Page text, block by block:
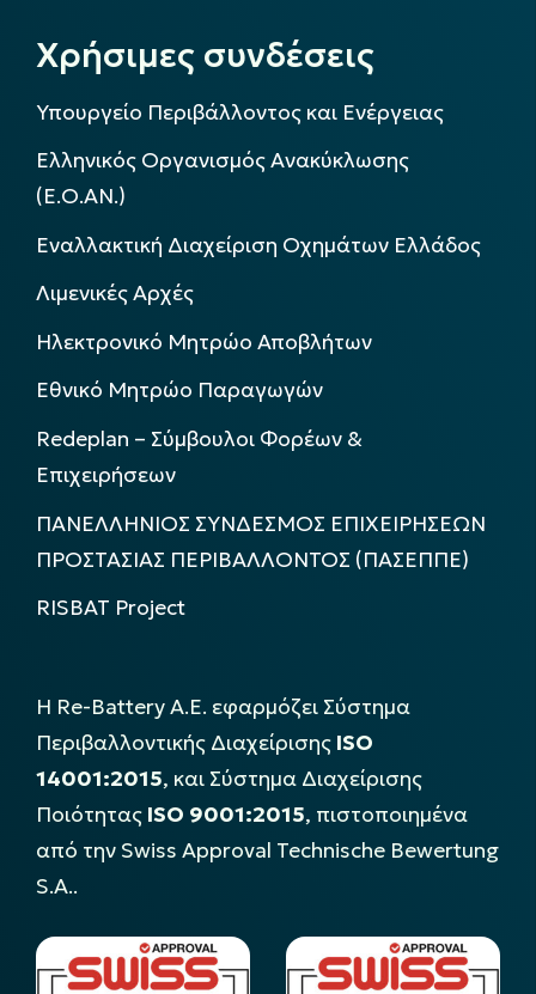
Χρήσιμες συνδέσεις
Υπουργείο Περιβάλλοντος και Ενέργειας
Ελληνικός Οργανισμός Ανακύκλωσης
(Ε.Ο.ΑΝ.)
Εναλλακτική Διαχείριση Οχημάτων Ελλάδος
Λιμενικές Αρχές
Ηλεκτρονικό Μητρώο Αποβλήτων
Εθνικό Μητρώο Παραγωγών
Redeplan – Σύμβουλοι Φορέων &
Επιχειρήσεων
ΠΑΝΕΛΛΗΝΙΟΣ ΣΥΝΔΕΣΜΟΣ ΕΠΙΧΕΙΡΗΣΕΩΝ
ΠΡΟΣΤΑΣΙΑΣ ΠΕΡΙΒΑΛΛΟΝΤΟΣ (ΠΑΣΕΠΠΕ)
RISBAT Project
Η Re-Battery Α.Ε. εφαρμόζει Σύστημα
Περιβαλλοντικής Διαχείρισης ISO
14001:2015, και Σύστημα Διαχείρισης
Ποιότητας ISO 9001:2015, πιστοποιημένα
από την Swiss Approval Technische Bewertung
S.A..